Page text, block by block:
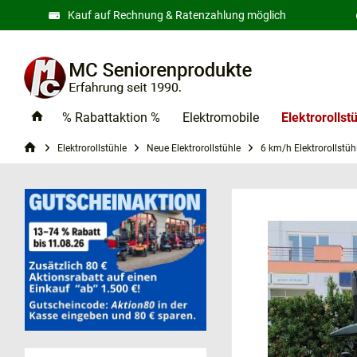
Kauf auf Rechnung & Ratenzahlung möglich
% Rabattaktion % Elektromobile
Elektrorollstühle Neue Elektrorollstühle 6 km/h